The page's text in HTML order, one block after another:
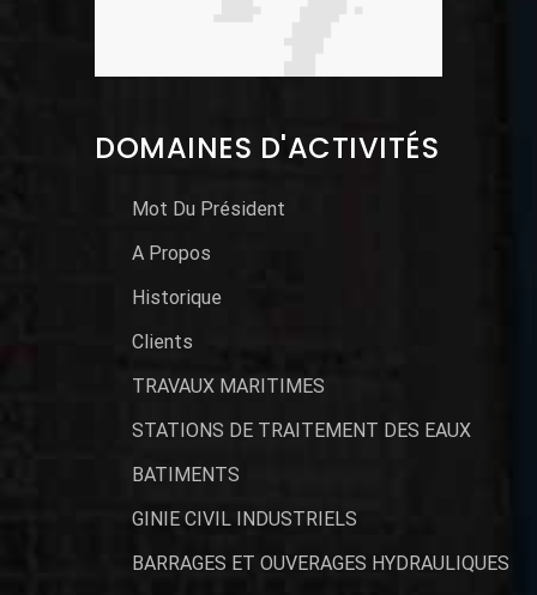
DOMAINES D'ACTIVITÉS
Mot Du Président
A Propos
Historique
Clients
TRAVAUX MARITIMES
STATIONS DE TRAITEMENT DES EAUX
BATIMENTS
GINIE CIVIL INDUSTRIELS
BARRAGES ET OUVERAGES HYDRAULIQUES